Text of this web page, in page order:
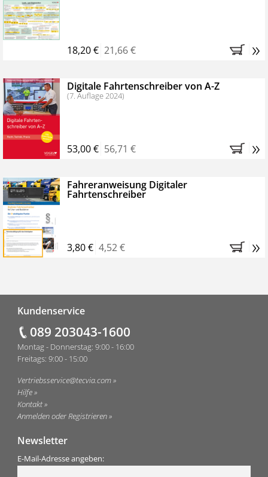
Bestellen Sie jetzt das VerkehrsRundschau Profipaket im
Kennenlern-Abo für zwei Monate (inkl. der derzeitig
Monaten brauchen Sie nichts weiter tun, das
Abonnement endet automatisch, es entstehen keine
weiteren Verpflichtungen.
18,20 € 21,66 € »
Digitale Fahrtenschreiber von A-Z
(7. Auflage 2024)
53,00 € 56,71 € »
Fahreranweisung Digitaler
Fahrtenschreiber
3,80 € 4,52 € »
Kundenservice
089 203043-1600
Montag - Donnerstag: 9:00 - 16:00
Freitags: 9:00 - 15:00
Vertriebsservice@tecvia.com
Hilfe
Kontakt
Anmelden oder Registrieren
Newsletter
E-Mail-Adresse angeben: